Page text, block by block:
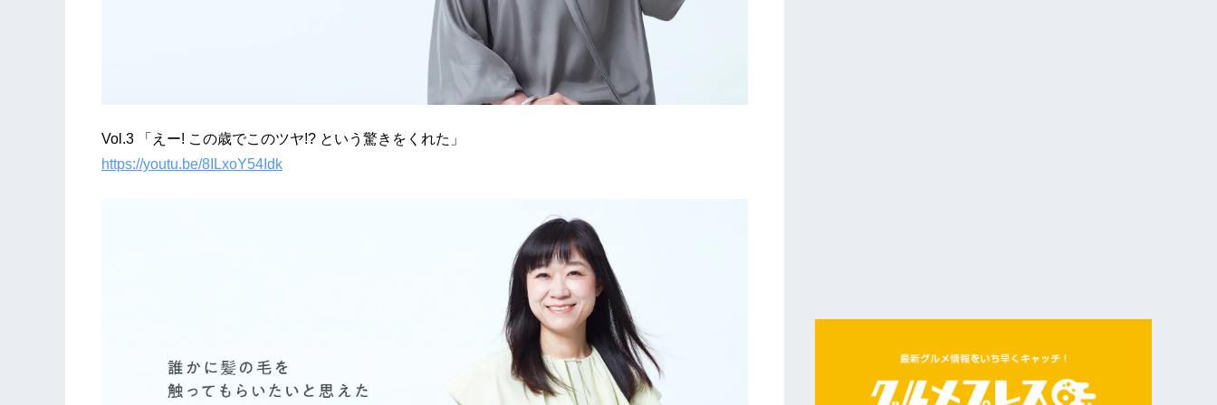
Vol.3 「えー! この歳でこのツヤ!? という驚きをくれた」
https://youtu.be/8ILxoY54Idk